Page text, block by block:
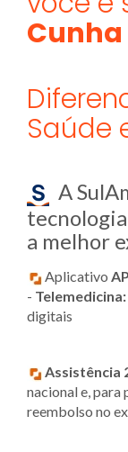
Cunha
Saúde
A
a melhor
Aplicativo
- Telemedicina:
digitais
Assistência
nacional e, para
reembolso no